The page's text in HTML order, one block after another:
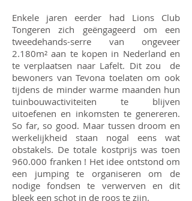
Enkele jaren eerder had Lions Club
Tongeren zich geëngageerd om een
tweedehands-serre van ongeveer
2.180m² aan te kopen in Nederland en
te verplaatsen naar Lafelt. Dit zou de
bewoners van Tevona toelaten om ook
tijdens de minder warme maanden hun
tuinbouwactiviteiten te blijven
uitoefenen en inkomsten te genereren.
So far, so good. Maar tussen droom en
werkelijkheid staan nogal eens wat
obstakels. De totale kostprijs was toen
960.000 franken ! Het idee ontstond om
een jumping te organiseren om de
nodige fondsen te verwerven en dit
bleek een schot in de roos te zijn.